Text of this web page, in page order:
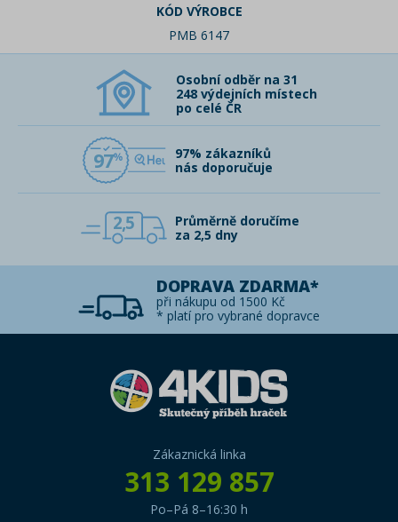
KÓD VÝROBCE
PMB 6147
Osobní odběr na 31
248 výdejních místech
po celé ČR
97
97% zákazníků
nás doporučuje
2,5
Průměrně doručíme
za 2,5 dny
DOPRAVA ZDARMA*
při nákupu od 1500 Kč
* platí pro vybrané dopravce
Zákaznická linka
313 129 857
Po–Pá 8–16:30 h